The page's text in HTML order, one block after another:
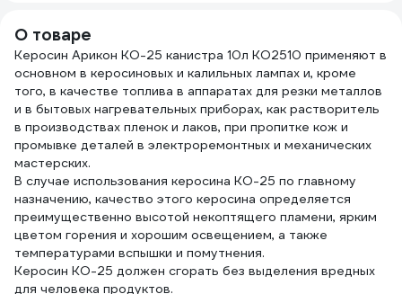
О товаре
Керосин Арикон КО-25 канистра 10л KO2510 применяют в
основном в керосиновых и калильных лампах и, кроме
того, в качестве топлива в аппаратах для резки металлов
и в бытовых нагревательных приборах, как растворитель
в производствах пленок и лаков, при пропитке кож и
промывке деталей в электроремонтных и механических
мастерских.
В случае использования керосина КО-25 по главному
назначению, качество этого керосина определяется
преимущественно высотой некоптящего пламени, ярким
цветом горения и хорошим освещением, а также
температурами вспышки и помутнения.
Керосин КО-25 должен сгорать без выделения вредных
для человека продуктов.